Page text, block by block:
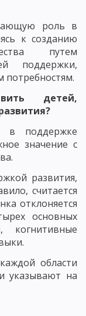
роль в
к созданию
путем
поддержки,
детей,
в поддержке
значение с
развития,
считается
отклоняется
основных
когнитивные
области
указывают на